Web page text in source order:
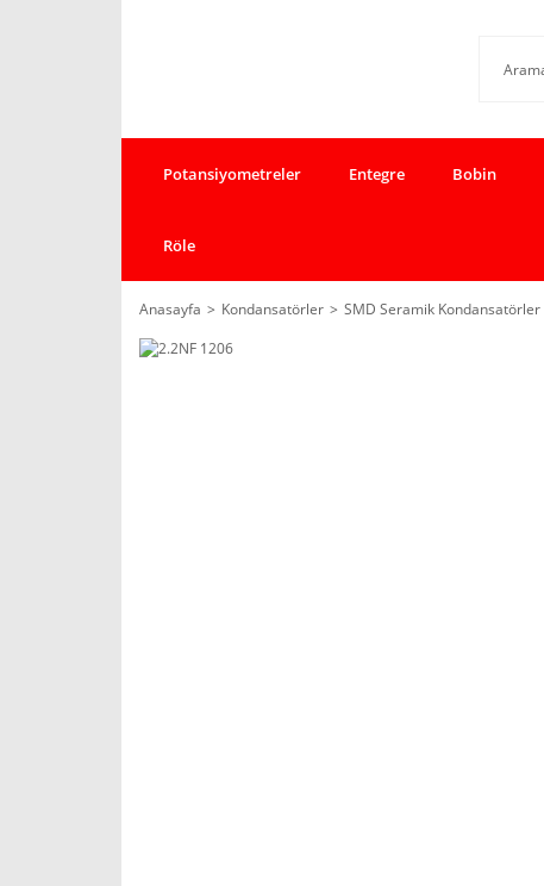
Potansiyometreler Entegre Bobin
Röle
Anasayfa Kondansatörler SMD Seramik Kondansatörler